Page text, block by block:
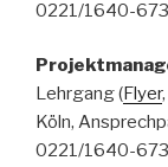
0221/1640-
Lehrgang (Flyer,
Köln,
0221/1640-